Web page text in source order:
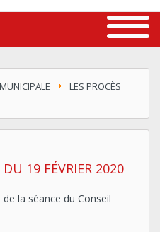
LES PROCÈS
19 FÉVRIER 2020
la séance du Conseil